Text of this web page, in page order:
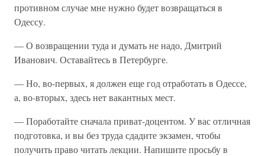
противном случае мне нужно будет возвращаться в
Одессу.
— О возвращении туда и думать не надо, Дмитрий
Иванович. Оставайтесь в Петербурге.
— Но, во-первых, я должен еще год отработать в Одессе,
а, во-вторых, здесь нет вакантных мест.
— Поработайте сначала приват-доцентом. У вас отличная
подготовка, и вы без труда сдадите экзамен, чтобы
получить право читать лекции. Напишите просьбу в